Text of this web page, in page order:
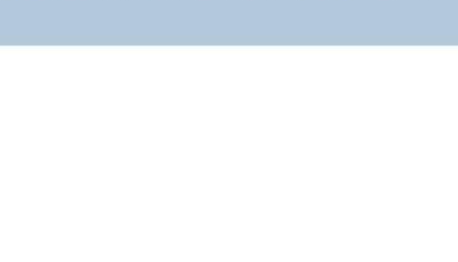
są na wagę złota. Brak żłobka gminnego sprawia,